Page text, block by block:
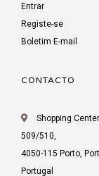
Entrar
Registe-se
Boletim E-mail
CONTACTO
Shopping
509/510,
4050-115 Porto,
Portugal